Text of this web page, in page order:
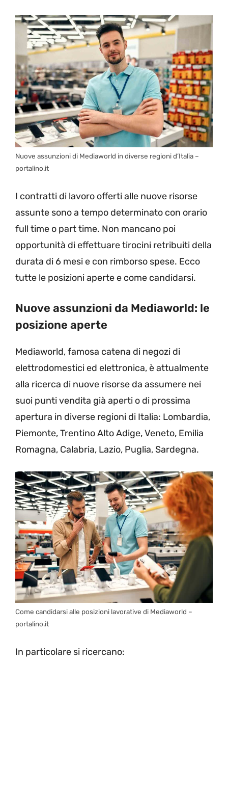
Nuove assunzioni di Mediaworld in diverse regioni d’Italia –
portalino.it
I contratti di lavoro offerti alle nuove risorse
assunte sono a tempo determinato con orario
full time o part time. Non mancano poi
opportunità di effettuare tirocini retribuiti della
durata di 6 mesi e con rimborso spese. Ecco
tutte le posizioni aperte e come candidarsi.
Nuove assunzioni da Mediaworld: le
posizione aperte
Mediaworld, famosa catena di negozi di
elettrodomestici ed elettronica, è attualmente
alla ricerca di nuove risorse da assumere nei
suoi punti vendita già aperti o di prossima
apertura in diverse regioni di Italia: Lombardia,
Piemonte, Trentino Alto Adige, Veneto, Emilia
Romagna, Calabria, Lazio, Puglia, Sardegna.
Come candidarsi alle posizioni lavorative di Mediaworld –
portalino.it
In particolare si ricercano: